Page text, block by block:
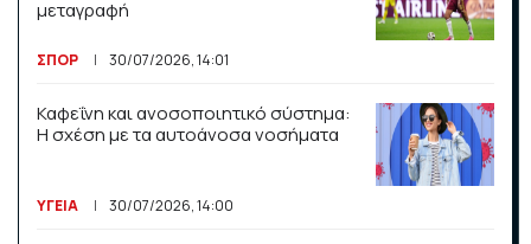
ελπίδες για Ιράν εκτοξεύουν S&P 500 και
Nasdaq
μεταγραφή
ΣΠΟΡ 30/07/2026, 14:01
Καφεΐνη και ανοσοποιητικό σύστημα:
Η σχέση με τα αυτοάνοσα νοσήματα
ΥΓΕΙΑ 30/07/2026, 14:00